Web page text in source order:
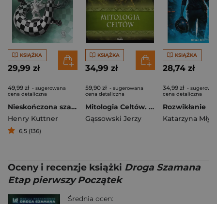
KSIĄŻKA
29,99 zł
49,99 zł - sugerowana
cena detaliczna
Nieskończona szachownica
Henry Kuttner
6,5 (136)
KSIĄŻKA
34,99 zł
59,90 zł - sugerowana
cena detaliczna
Mitologia Celtów. Wierzenia i zwyczaje
Gąssowski Jerzy
KSIĄŻKA
28,74 zł
34,99 zł -
cena detaliczna
Rozwikłanie
Katarzyna
Oceny i recenzje książki Droga Szamana
Etap pierwszy Początek
Średnia ocen: